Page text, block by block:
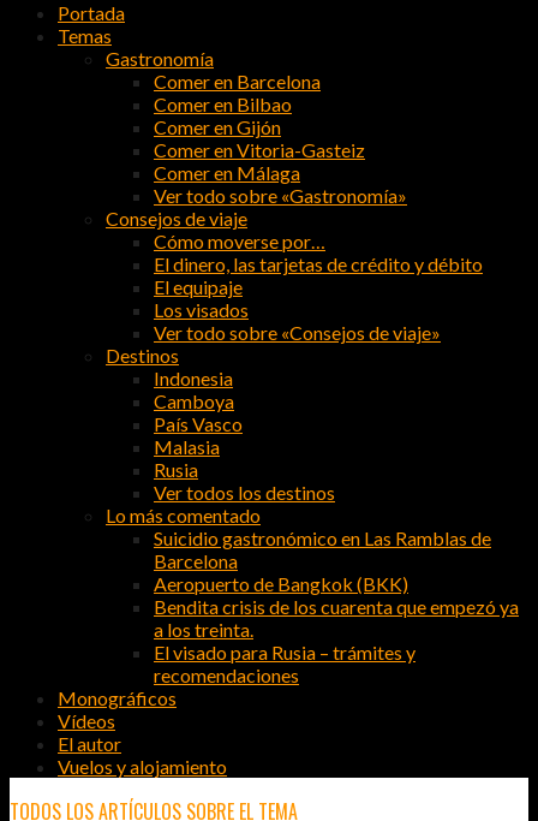
Portada
Temas
Gastronomía
Comer en Barcelona
Comer en Bilbao
Comer en Gijón
Comer en Vitoria-Gasteiz
Comer en Málaga
Ver todo sobre «Gastronomía»
Consejos de viaje
Cómo moverse por…
El dinero, las tarjetas de crédito y débito
El equipaje
Los visados
Ver todo sobre «Consejos de viaje»
Destinos
Indonesia
Camboya
País Vasco
Malasia
Rusia
Ver todos los destinos
Lo más comentado
Suicidio gastronómico en Las Ramblas de
Barcelona
Aeropuerto de Bangkok (BKK)
Bendita crisis de los cuarenta que empezó ya
a los treinta.
El visado para Rusia – trámites y
recomendaciones
Monográficos
Vídeos
El autor
Vuelos y alojamiento
TODOS LOS ARTÍCULOS SOBRE EL TEMA